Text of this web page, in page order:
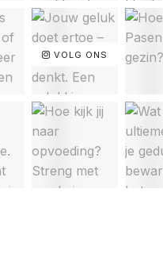
VOLG ONS